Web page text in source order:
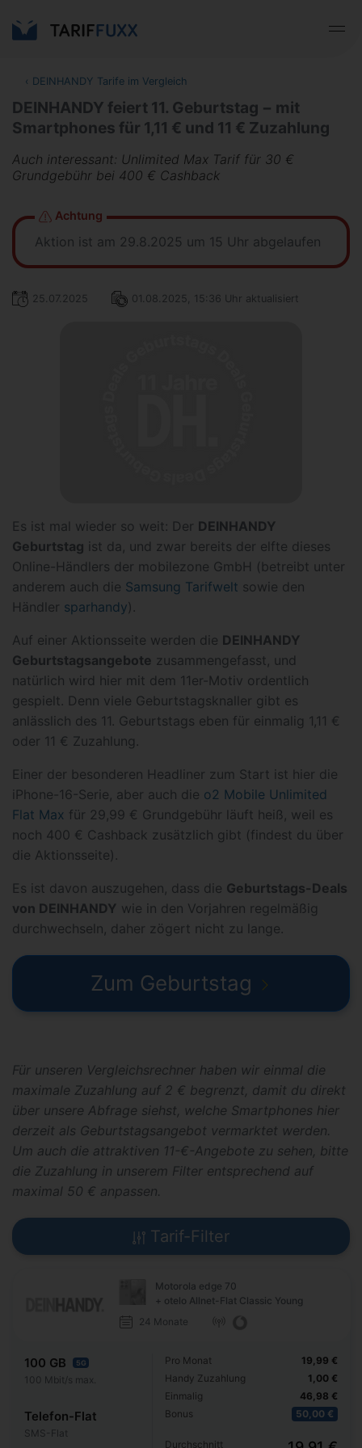
‹ DEINHANDY Tarife im Vergleich
DEINHANDY feiert 11. Geburtstag − mit
Smartphones für 1,11 € und 11 € Zuzahlung
Auch interessant: Unlimited Max Tarif für 30 €
Grundgebühr bei 400 € Cashback
Achtung
Aktion ist am 29.8.2025 um 15 Uhr abgelaufen
25.07.2025 01.08.2025, 15:36 Uhr aktualisiert
Es ist mal wieder so weit: Der DEINHANDY
Geburtstag ist da, und zwar bereits der elfte dieses
Online-Händlers der mobilezone GmbH (betreibt unter
anderem auch die Samsung Tarifwelt sowie den
Händler sparhandy).
Auf einer Aktionsseite werden die DEINHANDY
Geburtstagsangebote zusammengefasst, und
natürlich wird hier mit dem 11er-Motiv ordentlich
gespielt. Denn viele Geburtstagsknaller gibt es
anlässlich des 11. Geburtstags eben für einmalig 1,11 €
oder 11 € Zuzahlung.
Einer der besonderen Headliner zum Start ist hier die
iPhone-16-Serie, aber auch die o2 Mobile Unlimited
Flat Max für 29,99 € Grundgebühr läuft heiß, weil es
noch 400 € Cashback zusätzlich gibt (findest du über
die Aktionsseite).
Es ist davon auszugehen, dass die Geburtstags-Deals
von DEINHANDY wie in den Vorjahren regelmäßig
durchwechseln, daher zögert nicht zu lange.
Zum Geburtstag
Für unseren Vergleichsrechner haben wir einmal die
maximale Zuzahlung auf 2 € begrenzt, damit du direkt
über unsere Abfrage siehst, welche Smartphones hier
derzeit als Geburtstagsangebot vermarktet werden.
Um auch die attraktiven 11-€-Angebote zu sehen, bitte
die Zuzahlung in unserem Filter entsprechend auf
maximal 50 € anpassen.
Tarif-Filter
Motorola edge 70
+ otelo Allnet-Flat Classic Young
24 Monate
100 GB 5G
100 Mbit/s max.
Telefon-Flat
SMS-Flat
Pro Monat
Handy Zuzahlung
Einmalig
Bonus
19,99 €
1,00 €
46,98 €
50,00 €
Durchschnitt